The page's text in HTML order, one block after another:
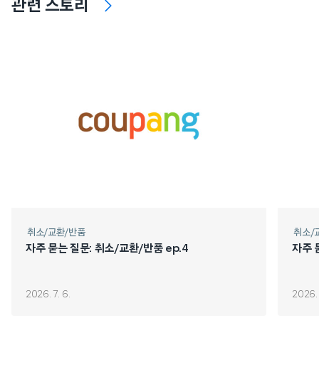
관련 스토리
취소/교환/반품
자주 묻는 질문: 취소/교환/반품 ep.4
2026. 7. 6.
취소/
자주
2026.